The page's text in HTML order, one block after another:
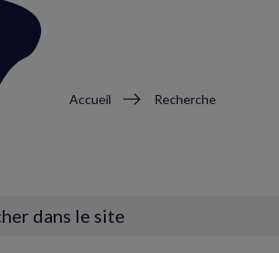
Fil
Accueil Recherche